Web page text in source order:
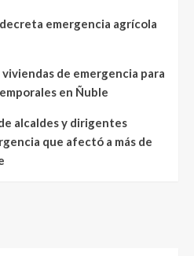
emergencia agrícola
de emergencia para
en Ñuble
alcaldes y dirigentes
que afectó a más de